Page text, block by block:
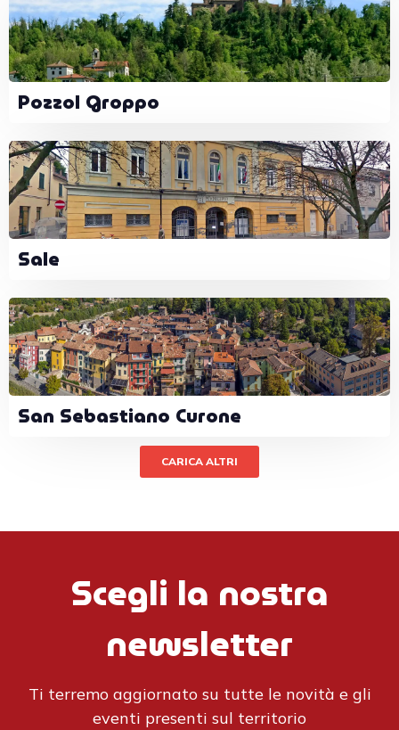
Pozzol Groppo
Sale
San Sebastiano Curone
CARICA ALTRI
Scegli la nostra
newsletter
Ti terremo aggiornato su tutte le novità e gli
eventi presenti sul territorio